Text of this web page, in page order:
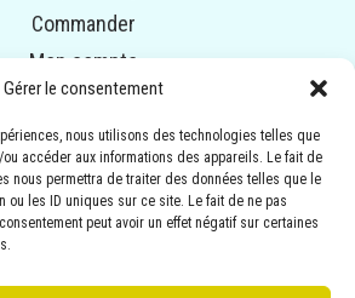
Gérer le consentement
nous utilisons des technologies telles que
accéder aux informations des appareils. Le fait de
nous permettra de traiter des données telles que le
ou les ID uniques sur ce site. Le fait de ne pas
peut avoir un effet négatif sur certaines
Commander
Mon compte
Panier
2024 ALPHAVENTURE. TOUS DROITS
RÉSERVÉS.
ANNEMARIE BOURGEOIS | Conception :
COMMUNICATION